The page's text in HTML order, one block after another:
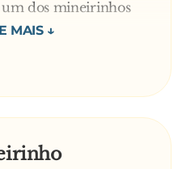
um dos mineirinhos
fumando um
duas horas mais
respondeu:
horas depois, o